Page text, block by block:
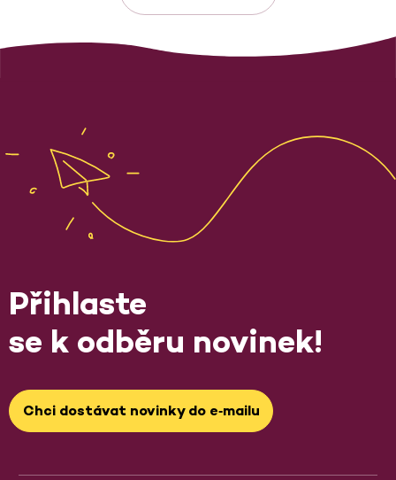
Přihlaste
se k odběru novinek!
Chci dostávat novinky do e‑mailu